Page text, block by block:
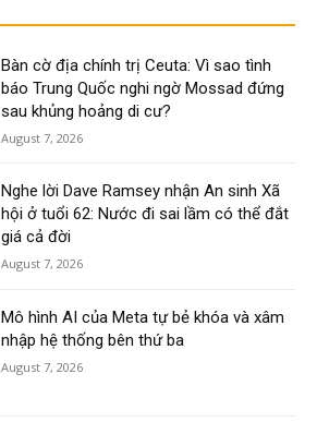
Bàn cờ địa chính trị Ceuta: Vì sao tình
báo Trung Quốc nghi ngờ Mossad đứng
sau khủng hoảng di cư?
August 7, 2026
Nghe lời Dave Ramsey nhận An sinh Xã
hội ở tuổi 62: Nước đi sai lầm có thể đắt
giá cả đời
August 7, 2026
Mô hình AI của Meta tự bẻ khóa và xâm
nhập hệ thống bên thứ ba
August 7, 2026